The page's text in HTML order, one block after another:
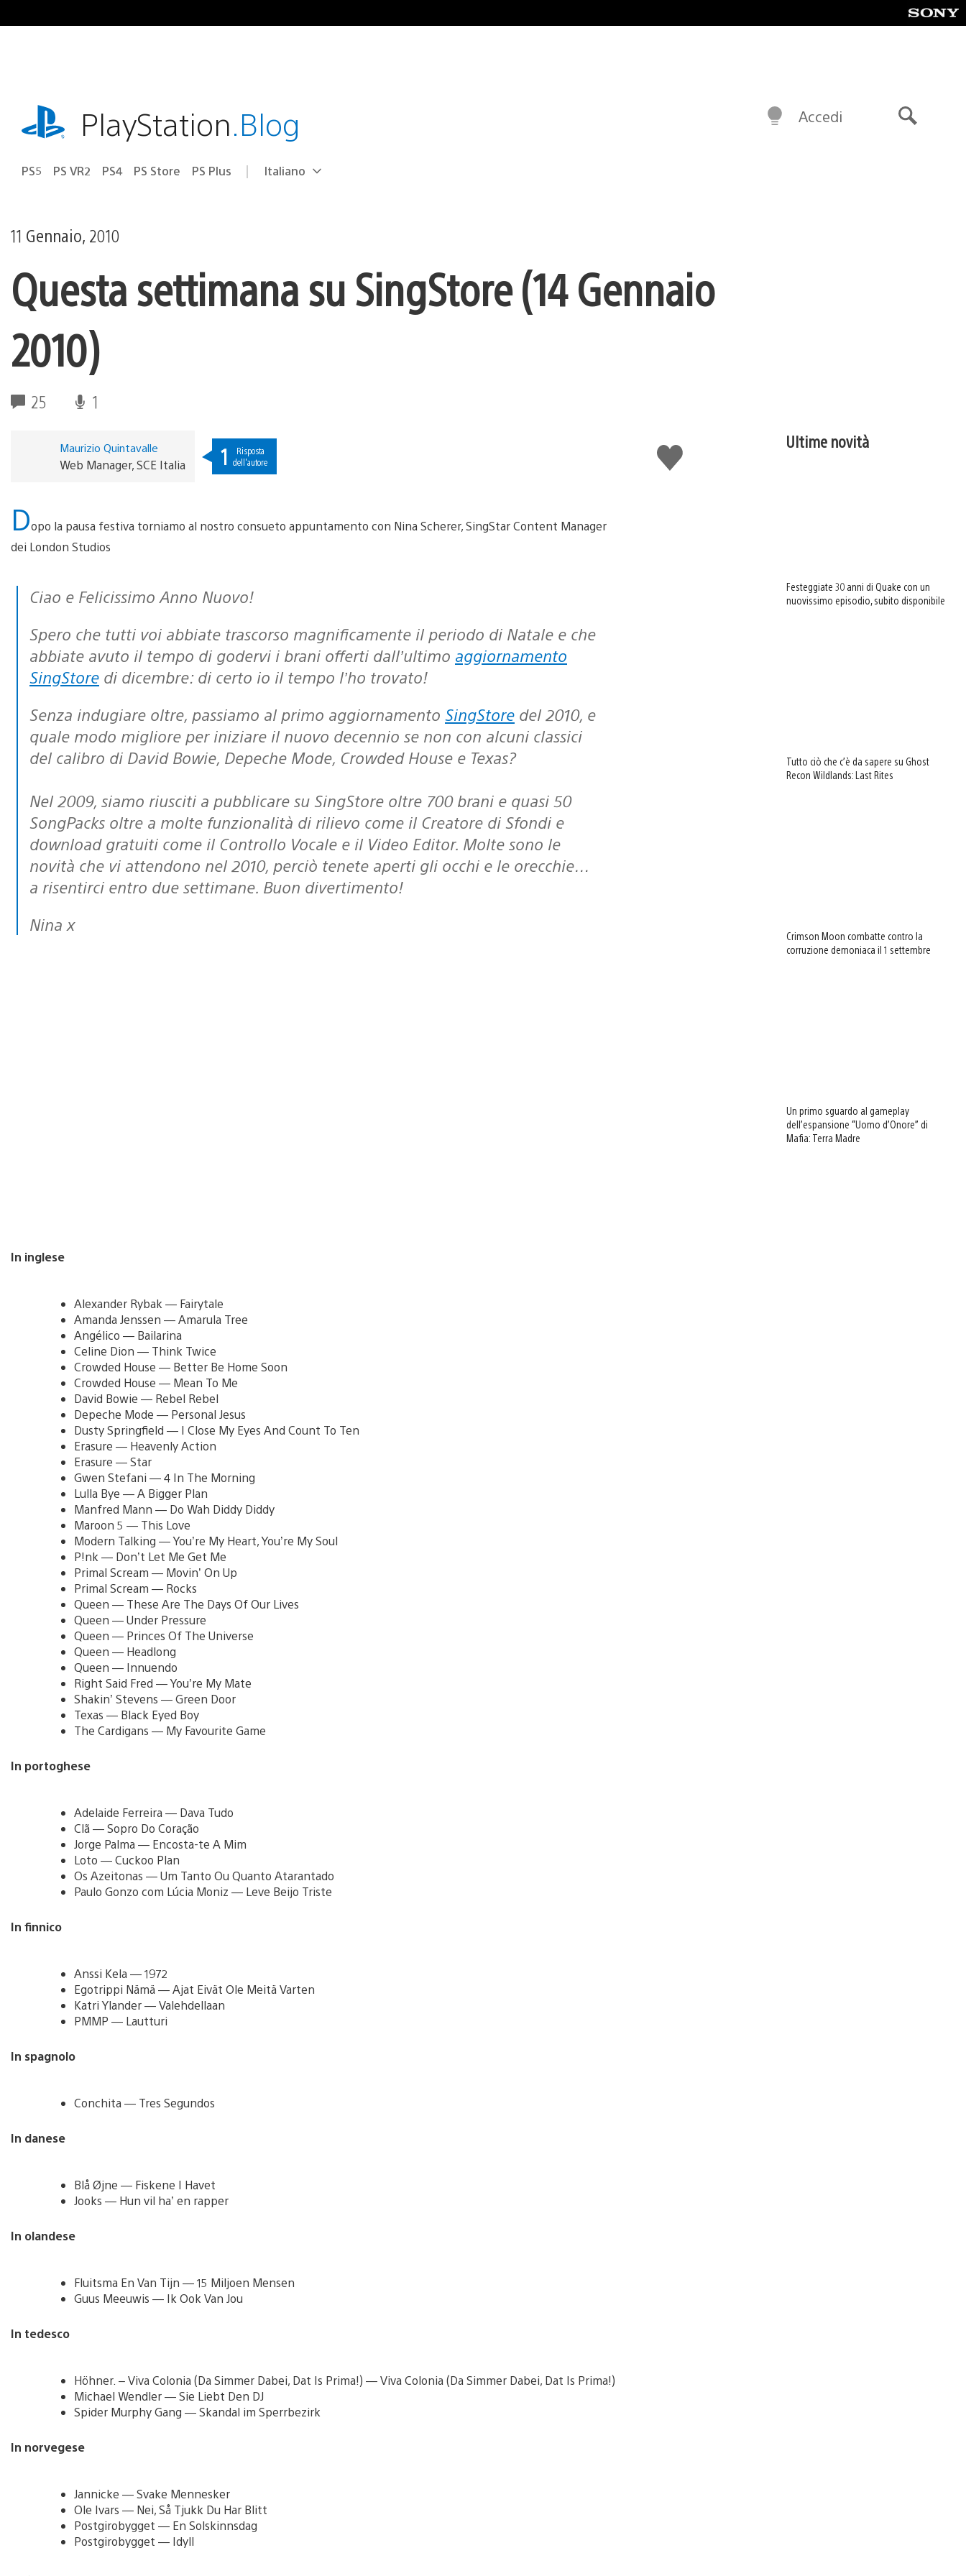
al
playstation.comPlayStation.Blog
PS5 PS VR2 PS4 PS Store PS Plus Seleziona
Regione
Italiano
Accedi
11 Gennaio, 2010
Questa settimana su SingStore (14 Gennaio
2010)
25 1
Mi
piace
Maurizio Quintavalle
Web Manager, SCE Italia 1
Risposta
dell'autore
Dopo la pausa festiva torniamo al nostro consueto appuntamento con Nina Scherer, SingStar Content Manager
dei London Studios
Ciao e Felicissimo Anno Nuovo!
Spero che tutti voi abbiate trascorso magnificamente il periodo di Natale e che
abbiate avuto il tempo di godervi i brani offerti dall’ultimo aggiornamento
SingStore di dicembre: di certo io il tempo l’ho trovato!
Senza indugiare oltre, passiamo al primo aggiornamento SingStore del 2010, e
quale modo migliore per iniziare il nuovo decennio se non con alcuni classici
del calibro di David Bowie, Depeche Mode, Crowded House e Texas?
Nel 2009, siamo riusciti a pubblicare su SingStore oltre 700 brani e quasi 50
SongPacks oltre a molte funzionalità di rilievo come il Creatore di Sfondi e
download gratuiti come il Controllo Vocale e il Video Editor. Molte sono le
novità che vi attendono nel 2010, perciò tenete aperti gli occhi e le orecchie…
a risentirci entro due settimane. Buon divertimento!
Nina x
In inglese
Alexander Rybak — Fairytale
Amanda Jenssen — Amarula Tree
Angélico — Bailarina
Celine Dion — Think Twice
Crowded House — Better Be Home Soon
Crowded House — Mean To Me
David Bowie — Rebel Rebel
Depeche Mode — Personal Jesus
Dusty Springfield — I Close My Eyes And Count To Ten
Erasure — Heavenly Action
Erasure — Star
Gwen Stefani — 4 In The Morning
Lulla Bye — A Bigger Plan
Manfred Mann — Do Wah Diddy Diddy
Maroon 5 — This Love
Modern Talking — You’re My Heart, You’re My Soul
P!nk — Don’t Let Me Get Me
Primal Scream — Movin’ On Up
Primal Scream — Rocks
Queen — These Are The Days Of Our Lives
Queen — Under Pressure
Queen — Princes Of The Universe
Queen — Headlong
Queen — Innuendo
Right Said Fred — You’re My Mate
Shakin’ Stevens — Green Door
Texas — Black Eyed Boy
The Cardigans — My Favourite Game
In portoghese
Adelaide Ferreira — Dava Tudo
Clã — Sopro Do Coração
Jorge Palma — Encosta-te A Mim
Loto — Cuckoo Plan
Os Azeitonas — Um Tanto Ou Quanto Atarantado
Paulo Gonzo com Lúcia Moniz — Leve Beijo Triste
In finnico
Anssi Kela — 1972
Egotrippi Nämä — Ajat Eivät Ole Meitä Varten
Katri Ylander — Valehdellaan
PMMP — Lautturi
In spagnolo
Conchita — Tres Segundos
In danese
Blå Øjne — Fiskene I Havet
Jooks — Hun vil ha’ en rapper
In olandese
Fluitsma En Van Tijn — 15 Miljoen Mensen
Guus Meeuwis — Ik Ook Van Jou
In tedesco
Höhner. – Viva Colonia (Da Simmer Dabei, Dat Is Prima!) — Viva Colonia (Da Simmer Dabei, Dat Is Prima!)
Michael Wendler — Sie Liebt Den DJ
Spider Murphy Gang — Skandal im Sperrbezirk
In norvegese
Jannicke — Svake Mennesker
Ole Ivars — Nei, Så Tjukk Du Har Blitt
Postgirobygget — En Solskinnsdag
Postgirobygget — Idyll
Ultime novità
Festeggiate 30 anni di Quake con un
nuovissimo episodio, subito disponibile
Tutto ciò che c’è da sapere su Ghost
Recon Wildlands: Last Rites
Crimson Moon combatte contro la
corruzione demoniaca il 1 settembre
Un primo sguardo al gameplay
dell’espansione “Uomo d’Onore” di
Mafia: Terra Madre